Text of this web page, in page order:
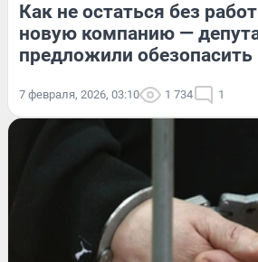
Как не остаться без
новую компанию —
предложили обезопасить
7 февраля, 2026, 03:10 1 734 1